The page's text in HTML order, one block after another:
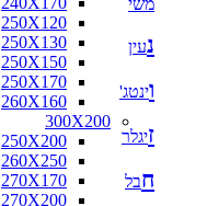
250X120
250X130
250X150
250X170
260X160
300X200
250X200
260X250
270X170
270X200
משי
נעין
וינטג'
זיגלר
חבל
160X160
170X120
170X125
170X160
180X110
180X115
180X120
180X130
180X140
180X160
180X180